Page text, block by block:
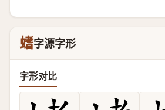
螧字源字形
字形对比